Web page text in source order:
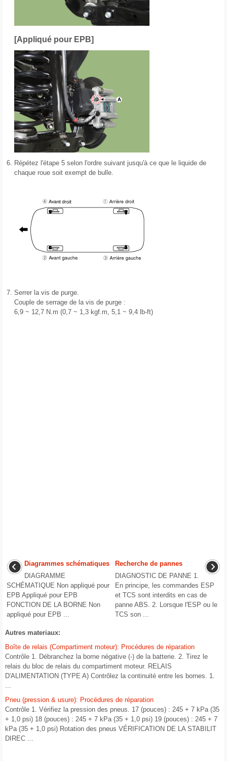
[Appliqué pour EPB]
6. Répétez l'étape 5 selon l'ordre suivant jusqu'à ce que le liquide de
chaque roue soit exempt de bulle.
7. Serrer la vis de purge.
Couple de serrage de la vis de purge :
6,9 ~ 12,7 N.m (0,7 ~ 1,3 kgf.m, 5,1 ~ 9,4 lb-ft)
Diagrammes schématiques
DIAGRAMME
SCHÉMATIQUE Non appliqué pour
EPB Appliqué pour EPB
FONCTION DE LA BORNE Non
appliqué pour EPB ...
Recherche de pannes
DIAGNOSTIC DE PANNE 1.
En principe, les commandes ESP
et TCS sont interdits en cas de
panne ABS. 2. Lorsque l'ESP ou le
TCS son ...
Autres materiaux:
Boîte de relais (Compartiment moteur): Procédures de réparation
Contrôle 1. Débranchez la borne négative (-) de la batterie. 2. Tirez le
relais du bloc de relais du compartiment moteur. RELAIS
D′ALIMENTATION (TYPE A) Contrôlez la continuité entre les bornes. 1.
...
Pneu (pression & usure): Procédures de réparation
Contrôle 1. Vérifiez la pression des pneus. 17 (pouces) : 245 + 7 kPa (35
+ 1,0 psi) 18 (pouces) : 245 + 7 kPa (35 + 1,0 psi) 19 (pouces) : 245 + 7
kPa (35 + 1,0 psi) Rotation des pneus VÉRIFICATION DE LA STABILIT
DIREC ...